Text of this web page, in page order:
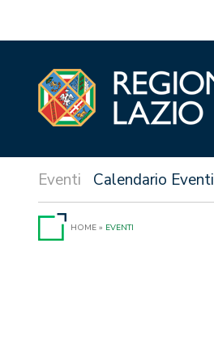
Calendario Eventi
HOME » EVENTI